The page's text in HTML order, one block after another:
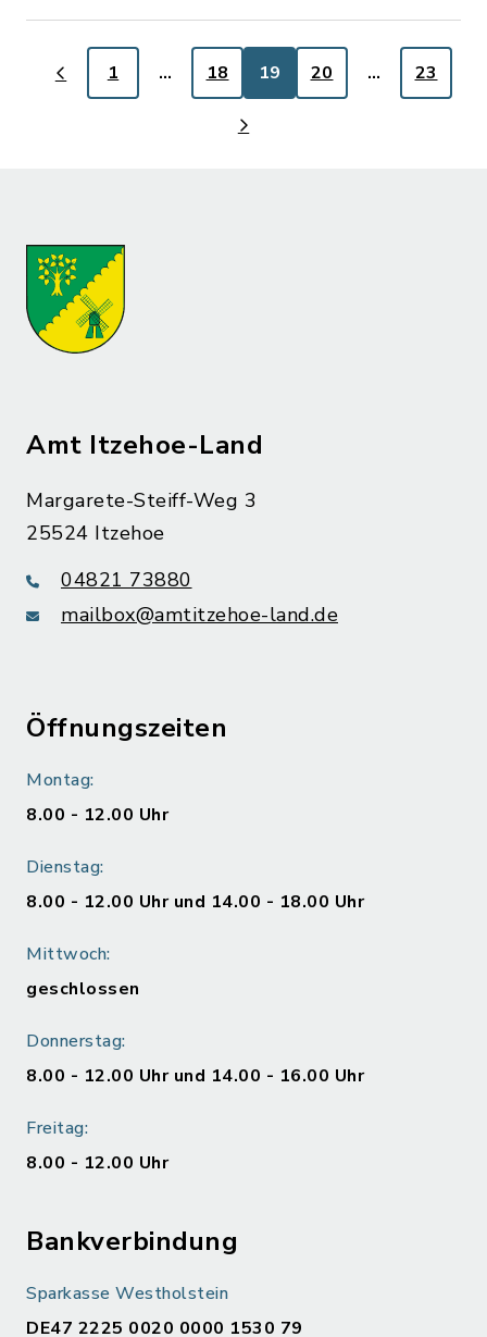
1 … 18 19 20 … 23
Amt Itzehoe-Land
Margarete-Steiff-Weg 3
25524 Itzehoe
04821 73880
mailbox@amtitzehoe-land.de
Öffnungszeiten
Montag:
8.00 - 12.00 Uhr
Dienstag:
8.00 - 12.00 Uhr und 14.00 - 18.00 Uhr
Mittwoch:
geschlossen
Donnerstag:
8.00 - 12.00 Uhr und 14.00 - 16.00 Uhr
Freitag:
8.00 - 12.00 Uhr
Bankverbindung
Sparkasse Westholstein
DE47 2225 0020 0000 1530 79